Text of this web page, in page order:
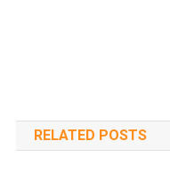
RELATED POSTS